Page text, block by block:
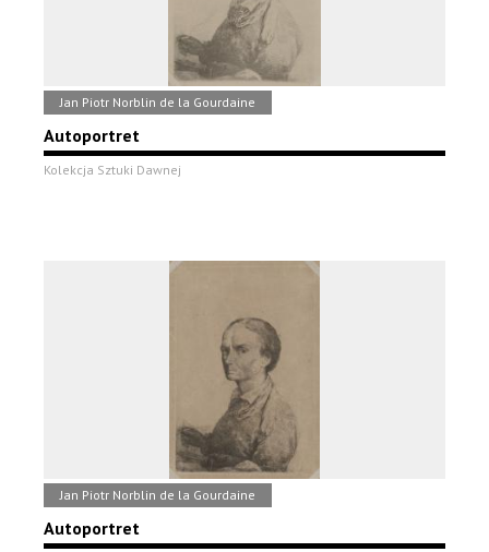
Jan Piotr Norblin de la Gourdaine
Autoportret
Kolekcja Sztuki Dawnej
Jan Piotr Norblin de la Gourdaine
Autoportret